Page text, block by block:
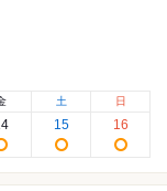
土
15
日
16